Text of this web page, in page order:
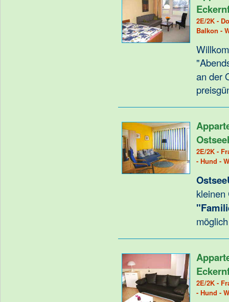
2E/2K -
Balkon -
an der
2E/2K -
- Hund -
möglich
2E/2K -
- Hund -